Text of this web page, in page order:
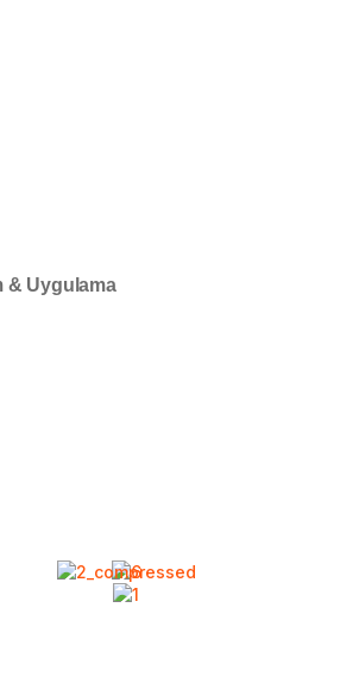
& Uygulama